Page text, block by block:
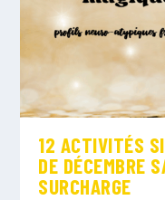
12 ACTIVITÉS
DE DÉCEMBRE
SURCHARGE